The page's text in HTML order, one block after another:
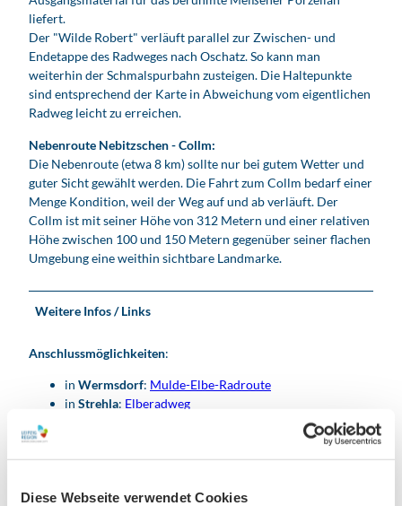
Diese Webseite verwendet Cookies
liefert.
Der "Wilde Robert" verläuft parallel zur Zwischen- und
Endetappe des Radweges nach Oschatz. So kann man
weiterhin der Schmalspurbahn zusteigen. Die Haltepunkte
sind entsprechend der Karte in Abweichung vom eigentlichen
Radweg leicht zu erreichen.
Nebenroute Nebitzschen - Collm:
Die Nebenroute (etwa 8 km) sollte nur bei gutem Wetter und
guter Sicht gewählt werden. Die Fahrt zum Collm bedarf einer
Menge Kondition, weil der Weg auf und ab verläuft. Der
Collm ist mit seiner Höhe von 312 Metern und einer relativen
Höhe zwischen 100 und 150 Metern gegenüber seiner flachen
Umgebung eine weithin sichtbare Landmarke.
Weitere Infos / Links
Anschlussmöglichkeiten:
in Wermsdorf: Mulde-Elbe-Radroute
in Strehla: Elberadweg
Mulderadweg (Vereinigte Mulde)